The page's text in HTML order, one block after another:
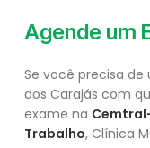
Agende um
Se você precisa
dos Carajás com
exame na
Trabalho, Clínica